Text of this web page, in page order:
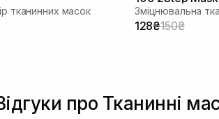
тканинних масок Зміцнювальна
128₴150₴
про Тканинні